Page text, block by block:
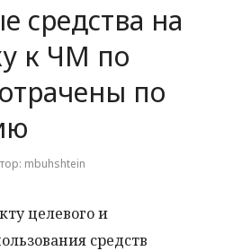
события
средства на
к ЧМ по
по
mbuhshtein
целевого и
средств